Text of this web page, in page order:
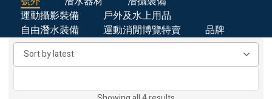
運動攝影裝備
戶外及水上用品
自由潛水裝備
運動消閒博覽特賣 品牌